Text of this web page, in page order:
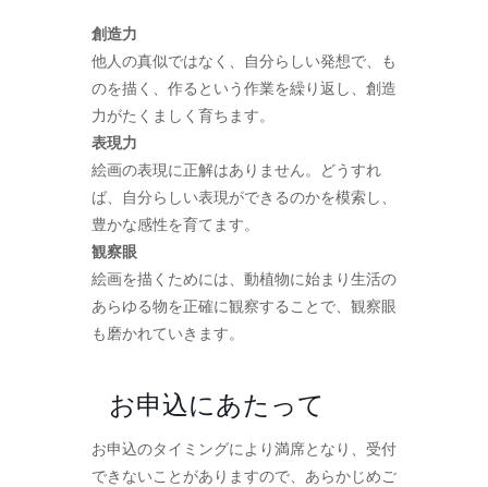
創造力
他人の真似ではなく、自分らしい発想で、も
のを描く、作るという作業を繰り返し、創造
力がたくましく育ちます。
表現力
絵画の表現に正解はありません。どうすれ
ば、自分らしい表現ができるのかを模索し、
豊かな感性を育てます。
観察眼
絵画を描くためには、動植物に始まり生活の
あらゆる物を正確に観察することで、観察眼
も磨かれていきます。
お申込にあたって
お申込のタイミングにより満席となり、受付
できないことがありますので、あらかじめご